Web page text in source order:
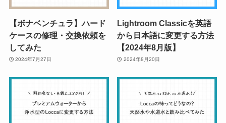
【ボナベンチュラ】ハード
ケースの修理・交換依頼を
してみた
2024年7月27日
Lightroom Classicを英語
から日本語に変更する方法
【2024年8月版】
2024年8月20日